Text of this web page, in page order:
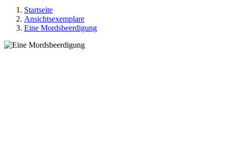
Startseite
Ansichtsexemplare
Eine Mordsbeerdigung